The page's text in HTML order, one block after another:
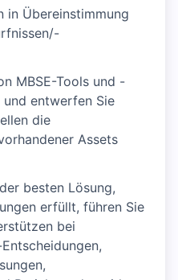
in Übereinstimmung
MBSE-Tools und -
entwerfen Sie
die
Assets
besten Lösung,
erfüllt, führen Sie
bei